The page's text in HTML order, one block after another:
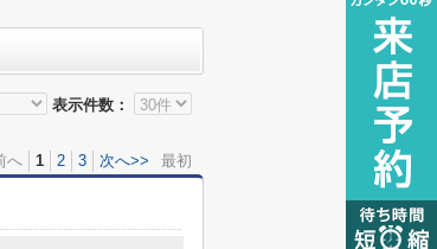
表示件数：
へ 1 2 3 次へ>> 最初